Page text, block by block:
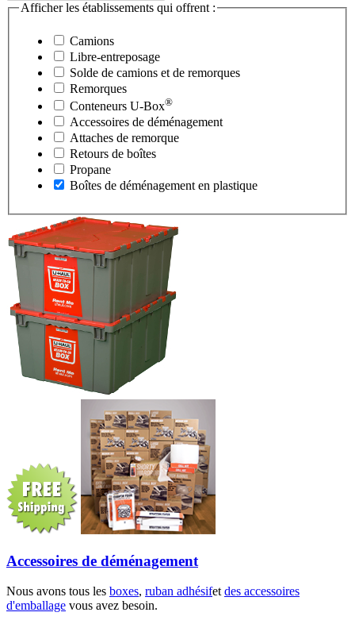
Afficher les établissements qui offrent :
Camions
Libre-entreposage
Solde de camions et de remorques
Remorques
Conteneurs U-Box®
Accessoires de déménagement
Attaches de remorque
Retours de boîtes
Propane
Boîtes de déménagement en plastique
Accessoires de déménagement
Nous avons tous les boxes, ruban adhésifet des accessoires
d'emballage vous avez besoin.